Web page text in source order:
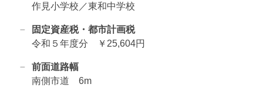
作見小学校／東和中学校
固定資産税・都市計画税
令和５年度分 ￥25,604円
前面道路幅
南側市道 6m